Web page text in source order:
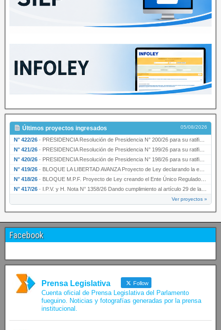
Últimos proyectos ingresados 05/08/2026
N° 422/26 · PRESIDENCIA Resolución de Presidencia N° 200/26 para su ratificación.
N° 421/26 · PRESIDENCIA Resolución de Presidencia N° 199/26 para su ratificación.
N° 420/26 · PRESIDENCIA Resolución de Presidencia N° 198/26 para su ratificación.
N° 419/26 · BLOQUE LA LIBERTAD AVANZA Proyecto de Ley declarando la esencialidad del servicio educativ…
N° 418/26 · BLOQUE M.P.F. Proyecto de Ley creando el Ente Único Regulador de servicios públicos de la …
N° 417/26 · I.P.V. y H. Nota N° 1358/26 Dando cumplimiento al artículo 29 de la Ley provincial N° 1399…
Ver proyectos »
Facebook
Prensa Legislativa Follow
Cuenta oficial de Prensa Legislativa del Parlamento
fueguino. Noticias y fotografías generadas por la prensa
institucional.